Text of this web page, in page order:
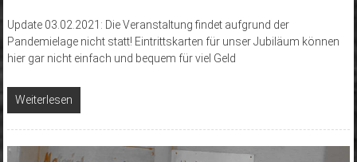
Update 03.02.2021: Die Veranstaltung findet aufgrund der
Pandemielage nicht statt! Eintrittskarten für unser Jubiläum können
hier gar nicht einfach und bequem für viel Geld
Weiterlesen